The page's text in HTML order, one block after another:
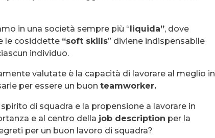
in una società sempre più “ liquida”, dove
le cosiddette “soft skills” diviene indispensabile
individuo.
valutate è la capacità di lavorare al meglio in
per essere un buonteamworker.
di squadra e la propensione a lavorare in
e al centro della job description per la
per un buon lavoro di squadra?